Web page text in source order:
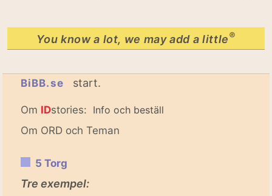
You know a lot, we may add a little®
BiBB.se start.
Om IDstories: Info och beställ
Om ORD och Teman
5 Torg
Tre exempel: